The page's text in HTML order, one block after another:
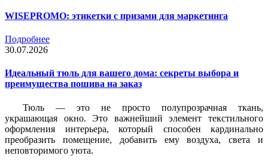
WISEPROMO: этикетки с призами для маркетинга
Подробнее
30.07.2026
Идеальный тюль для вашего дома: секреты выбора и
преимущества пошива на заказ
Тюль — это не просто полупрозрачная ткань,
украшающая окно. Это важнейший элемент текстильного
оформления интерьера, который способен кардинально
преобразить помещение, добавить ему воздуха, света и
неповторимого уюта.